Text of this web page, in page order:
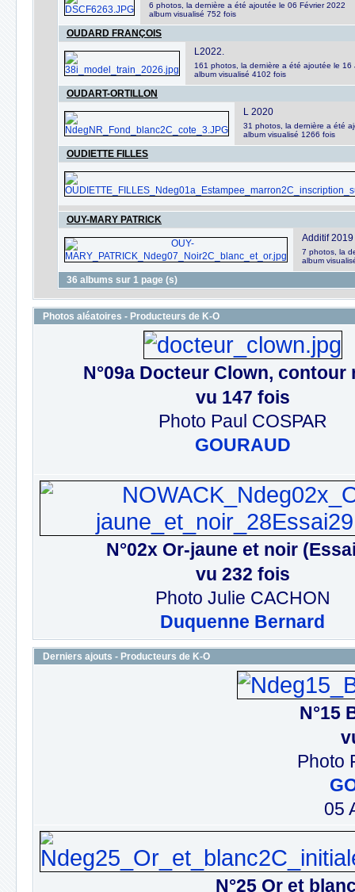
6 photos, la dernière a été ajoutée le 06 Février 2022
album visualisé 752 fois
OUDARD FRANÇOIS
L2022.
161 photos, la dernière a été ajoutée le 16
album visualisé 4102 fois
OUDART-ORTILLON
L 2020
31 photos, la dernière a été
album visualisé 1266 fois
OUDIETTE FILLES
OUY-MARY PATRICK
Additif 2019
7 photos, la
album
36 albums sur 1 page (s)
Photos aléatoires - Producteurs de K-O
N°09a Docteur Clown, contour
vu 147 fois
Photo Paul COSPAR
GOURAUD
N°02x Or-jaune et noir
vu 232 fois
Photo Julie CACHON
Duquenne Bernard
Derniers ajouts - Producteurs de K-O
N°15
Photo
05
N°25 Or et